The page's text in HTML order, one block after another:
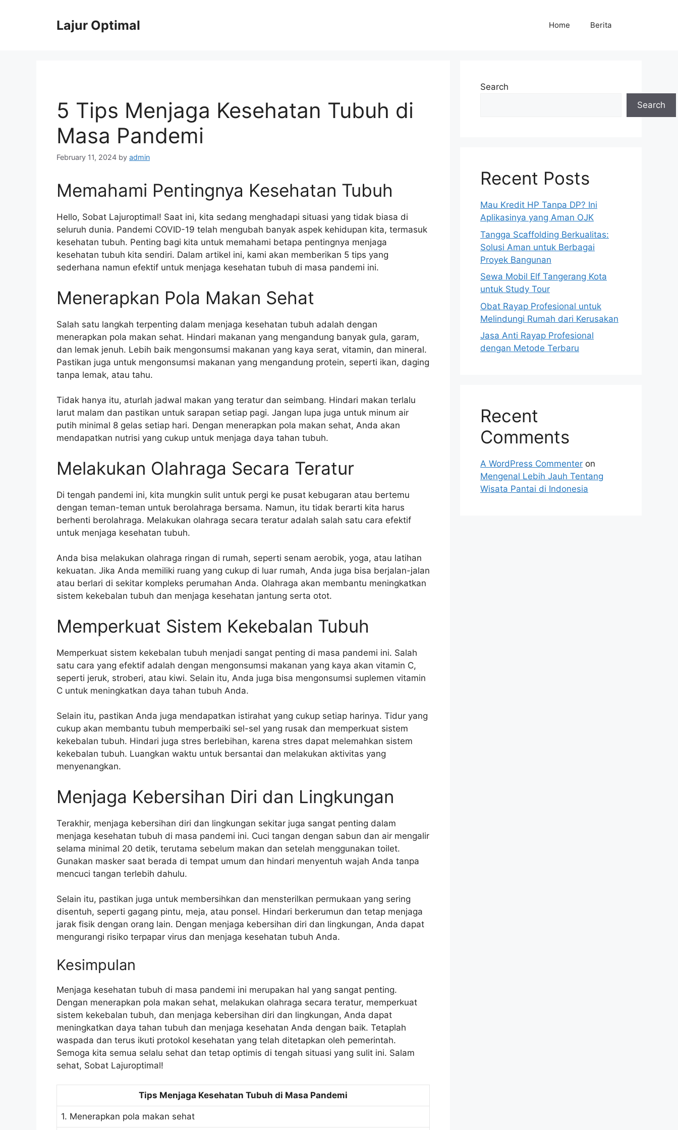
Lajur Optimal Home Berita
5 Tips Menjaga Kesehatan Tubuh di
Masa Pandemi
February 11, 2024 by admin
Memahami Pentingnya Kesehatan Tubuh
Hello, Sobat Lajuroptimal! Saat ini, kita sedang menghadapi situasi yang tidak biasa di
seluruh dunia. Pandemi COVID-19 telah mengubah banyak aspek kehidupan kita, termasuk
kesehatan tubuh. Penting bagi kita untuk memahami betapa pentingnya menjaga
kesehatan tubuh kita sendiri. Dalam artikel ini, kami akan memberikan 5 tips yang
sederhana namun efektif untuk menjaga kesehatan tubuh di masa pandemi ini.
Menerapkan Pola Makan Sehat
Salah satu langkah terpenting dalam menjaga kesehatan tubuh adalah dengan
menerapkan pola makan sehat. Hindari makanan yang mengandung banyak gula, garam,
dan lemak jenuh. Lebih baik mengonsumsi makanan yang kaya serat, vitamin, dan mineral.
Pastikan juga untuk mengonsumsi makanan yang mengandung protein, seperti ikan, daging
tanpa lemak, atau tahu.
Tidak hanya itu, aturlah jadwal makan yang teratur dan seimbang. Hindari makan terlalu
larut malam dan pastikan untuk sarapan setiap pagi. Jangan lupa juga untuk minum air
putih minimal 8 gelas setiap hari. Dengan menerapkan pola makan sehat, Anda akan
mendapatkan nutrisi yang cukup untuk menjaga daya tahan tubuh.
Melakukan Olahraga Secara Teratur
Di tengah pandemi ini, kita mungkin sulit untuk pergi ke pusat kebugaran atau bertemu
dengan teman-teman untuk berolahraga bersama. Namun, itu tidak berarti kita harus
berhenti berolahraga. Melakukan olahraga secara teratur adalah salah satu cara efektif
untuk menjaga kesehatan tubuh.
Anda bisa melakukan olahraga ringan di rumah, seperti senam aerobik, yoga, atau latihan
kekuatan. Jika Anda memiliki ruang yang cukup di luar rumah, Anda juga bisa berjalan-jalan
atau berlari di sekitar kompleks perumahan Anda. Olahraga akan membantu meningkatkan
sistem kekebalan tubuh dan menjaga kesehatan jantung serta otot.
Memperkuat Sistem Kekebalan Tubuh
Memperkuat sistem kekebalan tubuh menjadi sangat penting di masa pandemi ini. Salah
satu cara yang efektif adalah dengan mengonsumsi makanan yang kaya akan vitamin C,
seperti jeruk, stroberi, atau kiwi. Selain itu, Anda juga bisa mengonsumsi suplemen vitamin
C untuk meningkatkan daya tahan tubuh Anda.
Selain itu, pastikan Anda juga mendapatkan istirahat yang cukup setiap harinya. Tidur yang
cukup akan membantu tubuh memperbaiki sel-sel yang rusak dan memperkuat sistem
kekebalan tubuh. Hindari juga stres berlebihan, karena stres dapat melemahkan sistem
kekebalan tubuh. Luangkan waktu untuk bersantai dan melakukan aktivitas yang
menyenangkan.
Menjaga Kebersihan Diri dan Lingkungan
Terakhir, menjaga kebersihan diri dan lingkungan sekitar juga sangat penting dalam
menjaga kesehatan tubuh di masa pandemi ini. Cuci tangan dengan sabun dan air mengalir
selama minimal 20 detik, terutama sebelum makan dan setelah menggunakan toilet.
Gunakan masker saat berada di tempat umum dan hindari menyentuh wajah Anda tanpa
mencuci tangan terlebih dahulu.
Selain itu, pastikan juga untuk membersihkan dan mensterilkan permukaan yang sering
disentuh, seperti gagang pintu, meja, atau ponsel. Hindari berkerumun dan tetap menjaga
jarak fisik dengan orang lain. Dengan menjaga kebersihan diri dan lingkungan, Anda dapat
mengurangi risiko terpapar virus dan menjaga kesehatan tubuh Anda.
Kesimpulan
Menjaga kesehatan tubuh di masa pandemi ini merupakan hal yang sangat penting.
Dengan menerapkan pola makan sehat, melakukan olahraga secara teratur, memperkuat
sistem kekebalan tubuh, dan menjaga kebersihan diri dan lingkungan, Anda dapat
meningkatkan daya tahan tubuh dan menjaga kesehatan Anda dengan baik. Tetaplah
waspada dan terus ikuti protokol kesehatan yang telah ditetapkan oleh pemerintah.
Semoga kita semua selalu sehat dan tetap optimis di tengah situasi yang sulit ini. Salam
sehat, Sobat Lajuroptimal!
Tips Menjaga Kesehatan Tubuh di Masa Pandemi
1. Menerapkan pola makan sehat
Search
Search
Recent Posts
Mau Kredit HP Tanpa DP? Ini
Aplikasinya yang Aman OJK
Tangga Scaffolding Berkualitas:
Solusi Aman untuk Berbagai
Proyek Bangunan
Sewa Mobil Elf Tangerang Kota
untuk Study Tour
Obat Rayap Profesional untuk
Melindungi Rumah dari Kerusakan
Jasa Anti Rayap Profesional
dengan Metode Terbaru
Recent
Comments
A WordPress Commenter on
Mengenal Lebih Jauh Tentang
Wisata Pantai di Indonesia